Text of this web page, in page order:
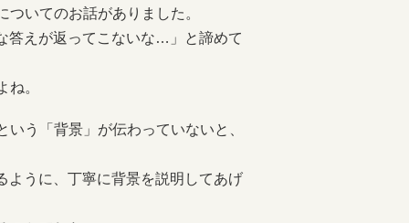
いてのお話がありました。
答えが返ってこないな…」と諦めて
。
う「背景」が伝わっていないと、
ように、丁寧に背景を説明してあげ